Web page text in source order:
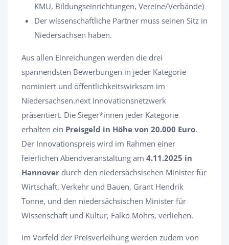
KMU, Bildungseinrichtungen, Vereine/Verbände)
Der wissenschaftliche Partner muss seinen Sitz in
Niedersachsen haben.
Aus allen Einreichungen werden die drei
spannendsten Bewerbungen in jeder Kategorie
nominiert und öffentlichkeitswirksam im
Niedersachsen.next Innovationsnetzwerk
präsentiert. Die Sieger*innen jeder Kategorie
erhalten ein Preisgeld in Höhe von 20.000 Euro.
Der Innovationspreis wird im Rahmen einer
feierlichen Abendveranstaltung am 4.11.2025 in
Hannover durch den niedersächsischen Minister für
Wirtschaft, Verkehr und Bauen, Grant Hendrik
Tonne, und den niedersächsischen Minister für
Wissenschaft und Kultur, Falko Mohrs, verliehen.
Im Vorfeld der Preisverleihung werden zudem von